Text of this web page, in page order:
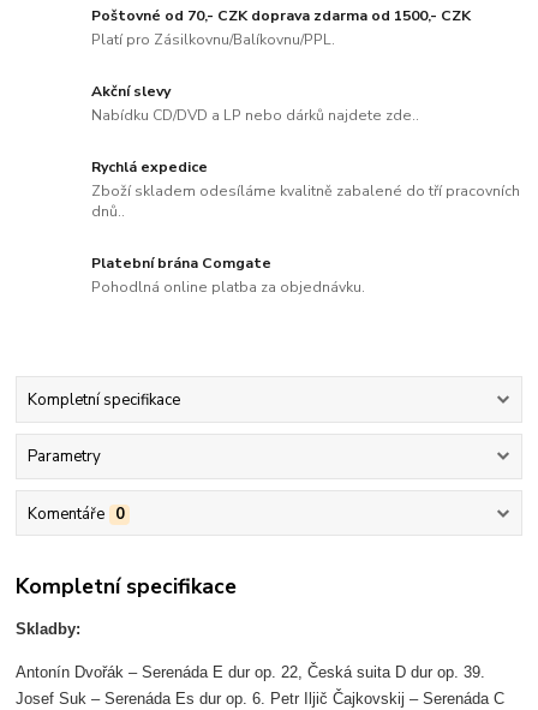
Poštovné od 70,- CZK doprava zdarma od 1500,- CZK
Platí pro Zásilkovnu/Balíkovnu/PPL.
Akční slevy
Nabídku CD/DVD a LP nebo dárků najdete zde..
Rychlá expedice
Zboží skladem odesíláme kvalitně zabalené do tří pracovních
dnů..
Platební brána Comgate
Pohodlná online platba za objednávku.
Kompletní specifikace
Parametry
Komentáře 0
Kompletní specifikace
Skladby:
Antonín Dvořák – Serenáda E dur op. 22, Česká suita D dur op. 39.
Josef Suk – Serenáda Es dur op. 6. Petr Iljič Čajkovskij – Serenáda C